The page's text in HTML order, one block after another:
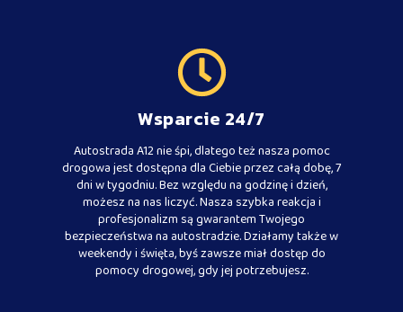
Wsparcie 24/7
Autostrada A12 nie śpi, dlatego też nasza pomoc
drogowa jest dostępna dla Ciebie przez całą dobę, 7
dni w tygodniu. Bez względu na godzinę i dzień,
możesz na nas liczyć. Nasza szybka reakcja i
profesjonalizm są gwarantem Twojego
bezpieczeństwa na autostradzie. Działamy także w
weekendy i święta, byś zawsze miał dostęp do
pomocy drogowej, gdy jej potrzebujesz.